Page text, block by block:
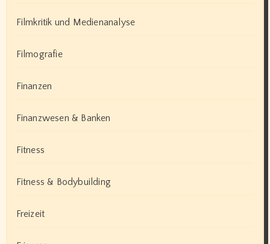
Filmkritik und Medienanalyse
Filmografie
Finanzen
Finanzwesen & Banken
Fitness
Fitness & Bodybuilding
Freizeit